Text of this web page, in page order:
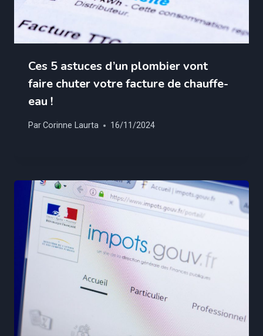
Ces 5 astuces d’un plombier vont
faire chuter votre facture de chauffe-
eau !
ParCorinne Laurta 16/11/2024